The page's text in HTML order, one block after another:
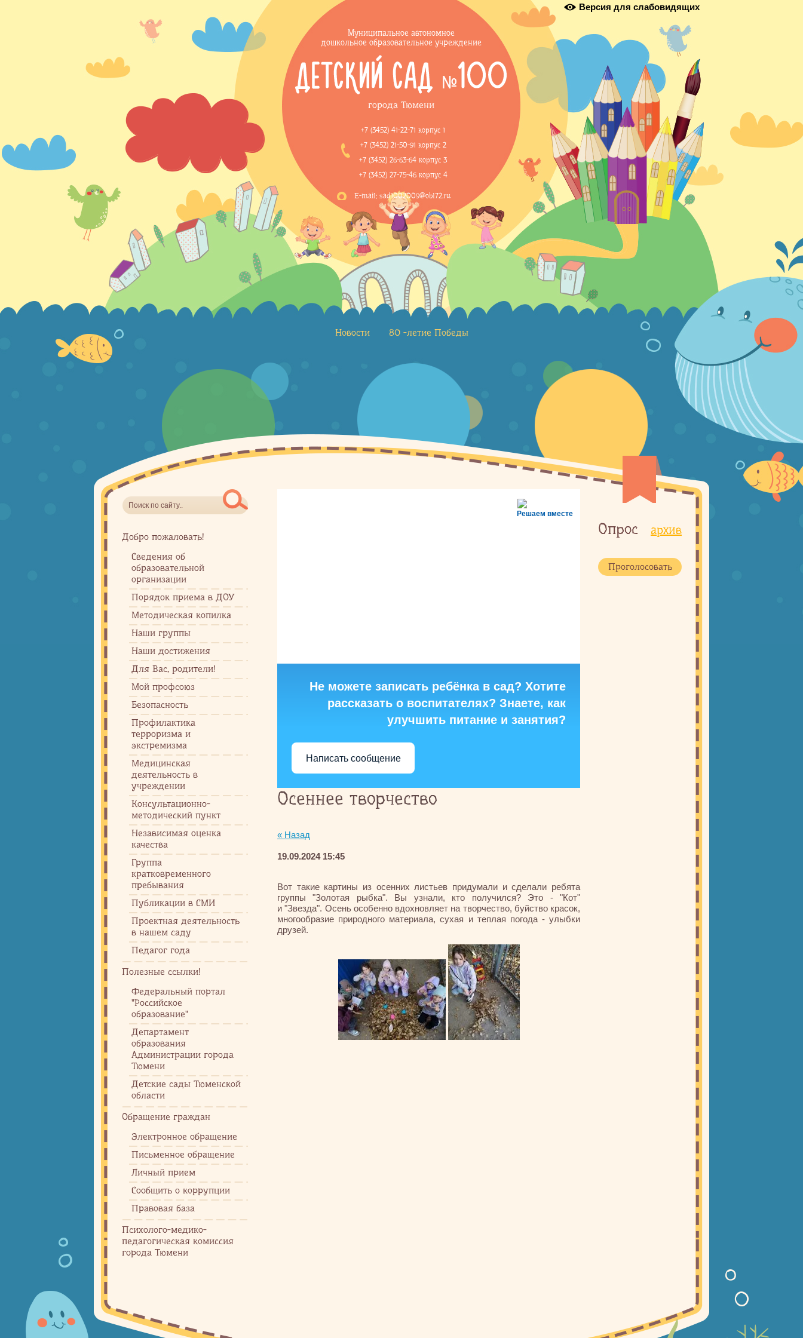
Версия для слабовидящих
Муниципальное автономное
дошкольное образовательное учреждение
города Тюмени
+7 (3452) 41-22-71 корпус 1
+7 (3452) 21-50-91 корпус 2
+7 (3452) 26-63-64 корпус 3
+7 (3452) 27-75-46 корпус 4
E-mail: sad1002009@obl72.ru
Новости 80 -летие Победы
Решаем вместе
Не можете записать ребёнка в сад? Хотите
рассказать о воспитателях? Знаете, как
улучшить питание и занятия?
Написать сообщение
Осеннее творчество
« Назад
19.09.2024 15:45
Вот такие картины из осенних листьев придумали и сделали ребята
группы "Золотая рыбка". Вы узнали, кто получился? Это - "Кот"
и "Звезда". Осень особенно вдохновляет на творчество, буйство красок,
многообразие природного материала, сухая и теплая погода - улыбки
друзей.
Добро пожаловать!
Сведения об
образовательной
организации
Порядок приема в ДОУ
Методическая копилка
Наши группы
Наши достижения
Для Вас, родители!
Мой профсоюз
Безопасность
Профилактика
терроризма и
экстремизма
Медицинская
деятельность в
учреждении
Консультационно-
методический пункт
Независимая оценка
качества
Группа
кратковременного
пребывания
Публикации в СМИ
Проектная деятельность
в нашем саду
Педагог года
Полезные ссылки!
Федеральный портал
"Российское
образование"
Департамент
образования
Администрации города
Тюмени
Детские сады Тюменской
области
Обращение граждан
Электронное обращение
Письменное обращение
Личный прием
Сообщить о коррупции
Правовая база
Психолого-медико-
педагогическая комиссия
города Тюмени
Опрос архив